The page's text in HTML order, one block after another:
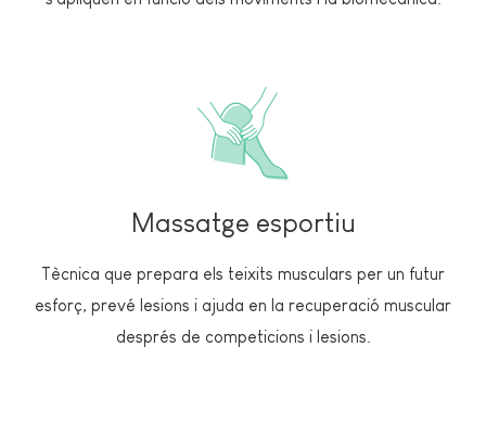
Massatge esportiu
Tècnica que prepara els teixits musculars per un futur
esforç, prevé lesions i ajuda en la recuperació muscular
després de competicions i lesions.